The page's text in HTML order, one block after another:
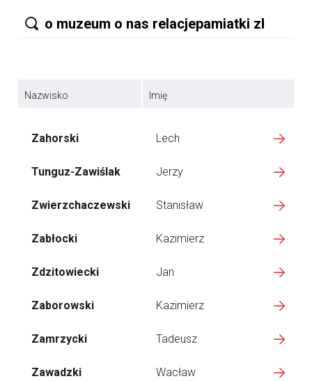
Nazwisko Imię
Zahorski Lech
Tunguz-Zawiślak Jerzy
Zwierzchaczewski Stanisław
Zabłocki Kazimierz
Zdzitowiecki Jan
Zaborowski Kazimierz
Zamrzycki Tadeusz
Zawadzki Wacław